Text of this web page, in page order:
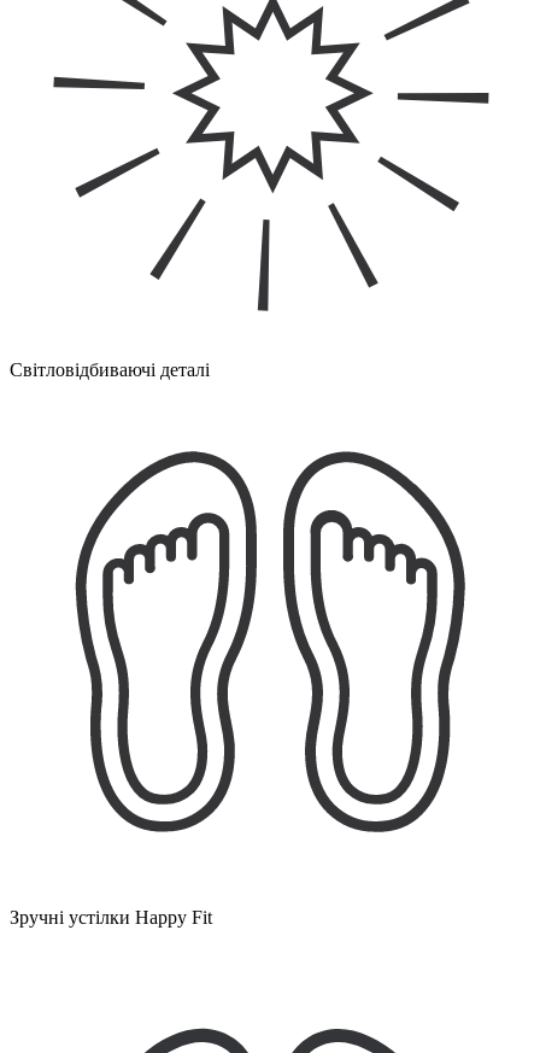
Світловідбиваючі деталі
Зручні устілки Happy Fit